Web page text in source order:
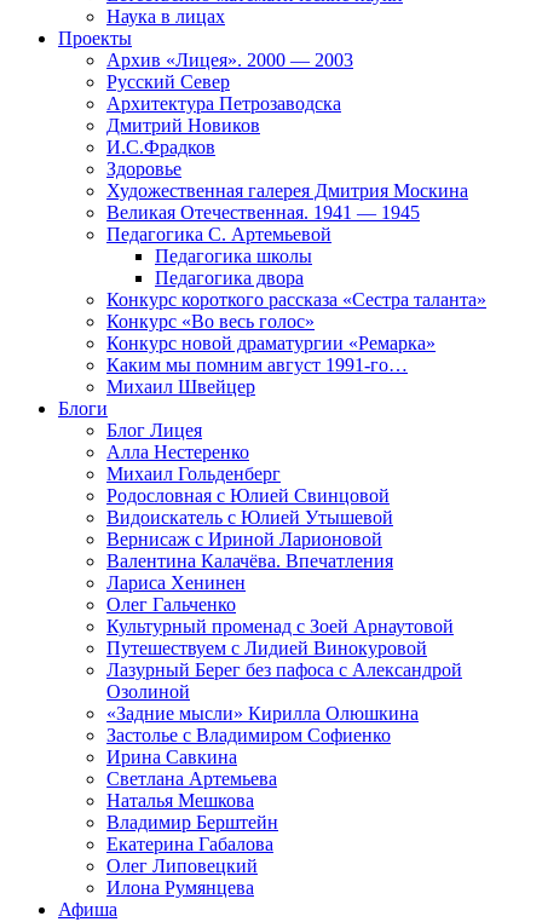
Наука в лицах
Проекты
Архив «Лицея». 2000 — 2003
Русский Север
Архитектура Петрозаводска
Дмитрий Новиков
И.С.Фрадков
Здоровье
Художественная галерея Дмитрия Москина
Великая Отечественная. 1941 — 1945
Педагогика С. Артемьевой
Педагогика школы
Педагогика двора
Конкурс короткого рассказа «Сестра таланта»
Конкурс «Во весь голос»
Конкурс новой драматургии «Ремарка»
Каким мы помним август 1991-го…
Михаил Швейцер
Блоги
Блог Лицея
Алла Нестеренко
Михаил Гольденберг
Родословная с Юлией Свинцовой
Видоискатель с Юлией Утышевой
Вернисаж с Ириной Ларионовой
Валентина Калачёва. Впечатления
Лариса Хенинен
Олег Гальченко
Культурный променад с Зоей Арнаутовой
Путешествуем с Лидией Винокуровой
Лазурный Берег без пафоса с Александрой
Озолиной
«Задние мысли» Кирилла Олюшкина
Застолье с Владимиром Софиенко
Ирина Савкина
Светлана Артемьева
Наталья Мешкова
Владимир Берштейн
Екатерина Габалова
Олег Липовецкий
Илона Румянцева
Афиша